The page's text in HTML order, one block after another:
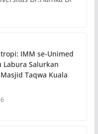
IMM se-Unimed
Labura Salurkan
Taqwa Kuala